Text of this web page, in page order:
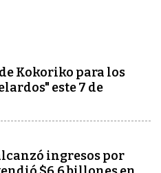
Kokoriko para los
este 7 de
ingresos por